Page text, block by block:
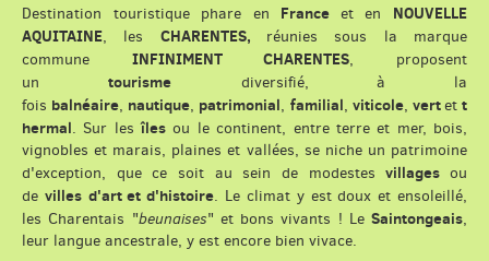
Destination touristique phare en France et en NOUVELLE
AQUITAINE, les CHARENTES, réunies sous la marque
commune INFINIMENT CHARENTES, proposent
untourisme diversifié,
à la
fois balnéaire, nautique, patrimonial, familial, viticole, vertet t
hermal. Sur lesîles ou le continent, entre terre et mer, bois,
vignobles et marais, plaines et vallées, se niche un patrimoine
d'exception, que ce soit au sein de modestesvillagesou
de villes d'art et d'histoire. Le climat y est doux et ensoleillé,
les Charentais "beunaises" et bons vivants ! Le Saintongeais,
leur langue ancestrale, y est encore bien vivace.